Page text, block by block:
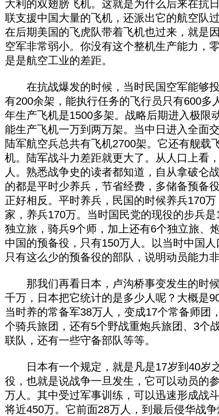
大利的双翅膀飞机。这就是为什么后来在抗
联支援中国大量的飞机，还派出它的航空队
在后期美国的飞虎队带着飞机也过来，就是
空军非常弱小。你没有这个整机生产能力，
是是航空工业的差距。
在抗战爆发的时候，当时民国空军能够
有200余架，能执行任务的飞行员只有600多
年生产飞机是1500多架。战略后期进入极限
能生产飞机一万到两万架。当中日进入全面
陆军航空兵总共有飞机2700架。它还有舰载
机。陆军战斗力差距就更大了。从人口上看
人。熟悉战争史的读者都知道，自从拿破仑
的都是平时少养兵，节省经费，多储备预备
正好相反。平时养兵，民国的时候养兵170
家，养兵170万。当时国民党的现役的步兵
独立旅，骑兵9个师，加上还有6个独立旅、
中国的预备役，只有150万人。以当时中国
只有这么少的预备役的部队，说明动员能力
那我们再看日本，卢沟桥事变发生的时
千万，日本把它统计的是多少人呢？大概是
当时养的常备军38万人，变成17个常备师
个骑兵旅团，还有5个野战重炮兵旅团、3个
联队，还有一些守备部队等等。
日本有一个规定，就是凡是17岁到40岁
役，也就是说战争一旦发生，它可以动员的
万人。其中受过军事训练，可以迅速形成战
将近450万。它前面28万人，到最后侵华战